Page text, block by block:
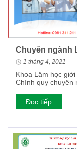
Chuyên ngành
1 tháng 4, 2021
Khoa Lâm học
Chính quy chuyên
Đọc tiếp